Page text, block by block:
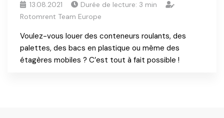
13.08.2021 Durée de lecture: 3 min
Rotomrent Team Europe
Voulez-vous louer des conteneurs roulants, des
palettes, des bacs en plastique ou même des
étagères mobiles ? C’est tout à fait possible !